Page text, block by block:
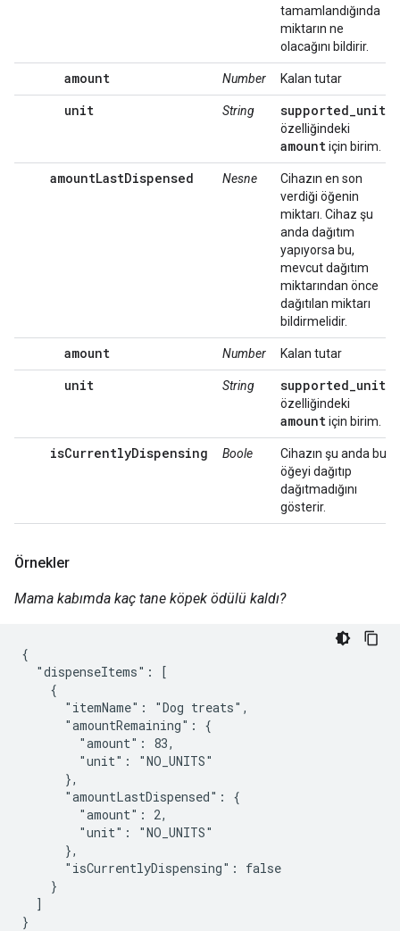
tamamlandığında
miktarın ne
olacağını bildirir.
amount Number Kalan tutar
unit String supported_units
özelliğindeki
amountiçin birim.
amountLastDispensed Nesne
Cihazın en son
verdiği öğenin
miktarı. Cihaz şu
anda dağıtım
yapıyorsa bu,
mevcut dağıtım
miktarından önce
dağıtılan miktarı
bildirmelidir.
amount Number Kalan tutar
unit String supported_units
özelliğindeki
amountiçin birim.
isCurrentlyDispensing Boole
Cihazın şu anda bu
öğeyi dağıtıp
dağıtmadığını
gösterir.
Örnekler
Mama kabımda kaç tane köpek ödülü kaldı?
{
  "dispenseItems": [
    {
      "itemName": "Dog treats",
      "amountRemaining": {
        "amount": 83,
        "unit": "NO_UNITS"
      },
      "amountLastDispensed": {
        "amount": 2,
        "unit": "NO_UNITS"
      },
      "isCurrentlyDispensing": false
    }
  ]
}